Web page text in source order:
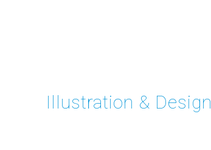
Illustration & Design